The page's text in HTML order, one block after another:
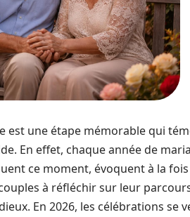
est une étape mémorable qui
En effet, chaque année de
ce moment, évoquent à la
à réfléchir sur leur
En 2026, les célébrations se